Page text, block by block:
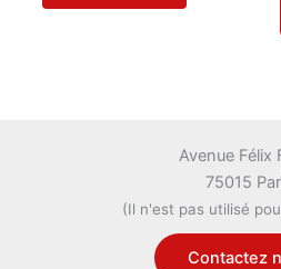
Avenue Félix
75015
(Il n'est pas utilisé
Contactez